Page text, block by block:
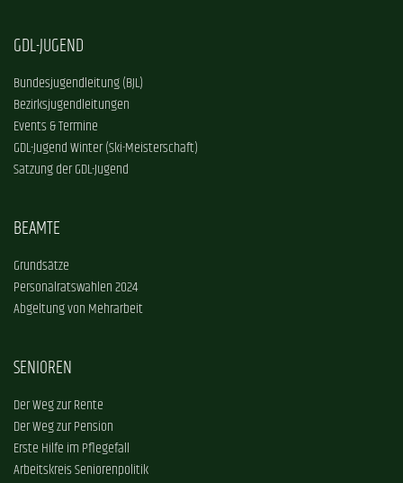
GDL-JUGEND
Bundesjugendleitung (BJL)
Bezirksjugendleitungen
Events & Termine
GDL-Jugend Winter (Ski-Meisterschaft)
Satzung der GDL-Jugend
BEAMTE
Grundsätze
Personalratswahlen 2024
Abgeltung von Mehrarbeit
SENIOREN
Der Weg zur Rente
Der Weg zur Pension
Erste Hilfe im Pflegefall
Arbeitskreis Seniorenpolitik